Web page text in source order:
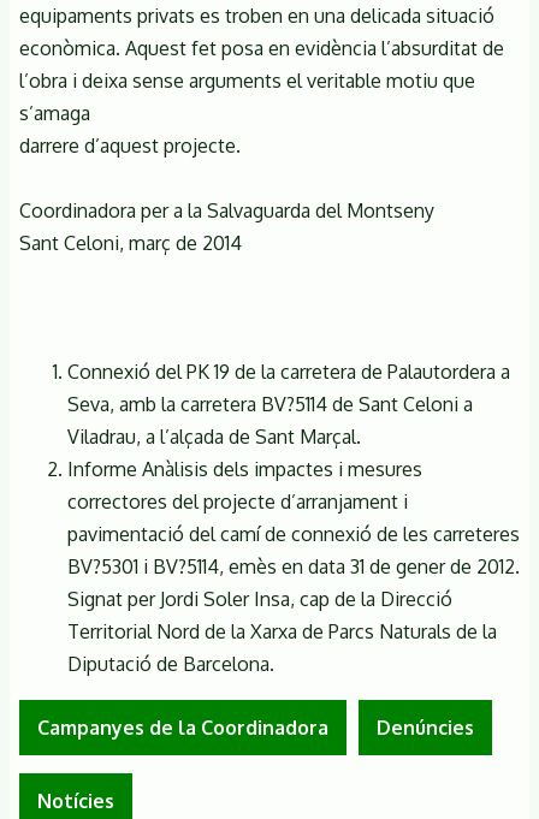
equipaments privats es troben en una delicada situació
econòmica. Aquest fet posa en evidència l’absurditat de
l’obra i deixa sense arguments el veritable motiu que
s’amaga
darrere d’aquest projecte.
Coordinadora per a la Salvaguarda del Montseny
Sant Celoni, març de 2014
Connexió del PK 19 de la carretera de Palautordera a
Seva, amb la carretera BV?5114 de Sant Celoni a
Viladrau, a l’alçada de Sant Marçal.
Informe Anàlisis dels impactes i mesures
correctores del projecte d’arranjament i
pavimentació del camí de connexió de les carreteres
BV?5301 i BV?5114, emès en data 31 de gener de 2012.
Signat per Jordi Soler Insa, cap de la Direcció
Territorial Nord de la Xarxa de Parcs Naturals de la
Diputació de Barcelona.
Campanyes de la Coordinadora Denúncies
Notícies